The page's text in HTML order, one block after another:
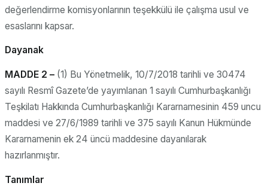
değerlendirme komisyonlarının teşekkülü ile çalışma usul ve
esaslarını kapsar.
Dayanak
MADDE 2 – (1) Bu Yönetmelik, 10/7/2018 tarihli ve 30474
sayılı Resmî Gazete’de yayımlanan 1 sayılı Cumhurbaşkanlığı
Teşkilatı Hakkında Cumhurbaşkanlığı Kararnamesinin 459 uncu
maddesi ve 27/6/1989 tarihli ve 375 sayılı Kanun Hükmünde
Kararnamenin ek 24 üncü maddesine dayanılarak
hazırlanmıştır.
Tanımlar